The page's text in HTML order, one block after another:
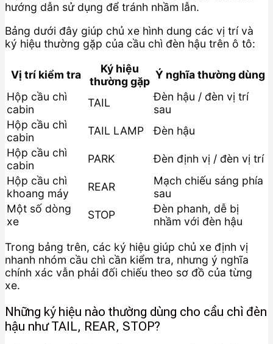
hướng dẫn sử dụng để tránh nhầm lẫn.
Bảng dưới đây giúp chủ xe hình dung các vị trí và
ký hiệu thường gặp của cầu chì đèn hậu trên ô tô:
Vị trí kiểm tra
Ký hiệu
thường gặp
Ý nghĩa thường dùng
Hộp cầu chì
cabin
TAIL
Đèn hậu / đèn vị trí
sau
Hộp cầu chì
cabin
TAIL LAMP
Đèn hậu
Hộp cầu chì
cabin
PARK
Đèn định vị / đèn vị trí
Hộp cầu chì
khoang máy
REAR
Mạch chiếu sáng phía
sau
Một số dòng
xe
STOP
Đèn phanh, dễ bị
nhầm với đèn hậu
Trong bảng trên, các ký hiệu giúp chủ xe định vị
nhanh nhóm cầu chì cần kiểm tra, nhưng ý nghĩa
chính xác vẫn phải đối chiếu theo sơ đồ của từng
xe.
Những ký hiệu nào thường dùng cho cầu chì đèn
hậu như TAIL, REAR, STOP?